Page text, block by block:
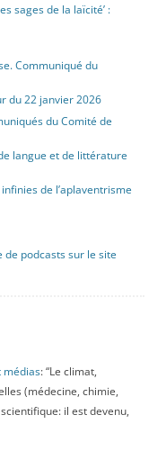
démontait les
sous le mot-dièse
Mezetulle, elle
judiciaire, et de se
sans procès,
» à l’opinion publique,
la vague
du droit pénal.
lumière de la lecture
s’empare des meutes
se mettre sous la dent
c’est enclencher la
sages de la laïcité’ :
Communiqué du
du 22 janvier 2026
du Comité de
langue et de littérature
de l’aplaventrisme
de podcasts sur le site
médias: “Le climat,
(médecine, chimie,
il est devenu,